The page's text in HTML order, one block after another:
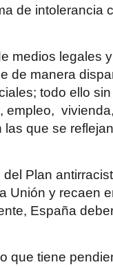
de intolerancia
medios legales
de manera
todo ello
empleo,
que se
Plan
Unión y recaen
España
que tiene